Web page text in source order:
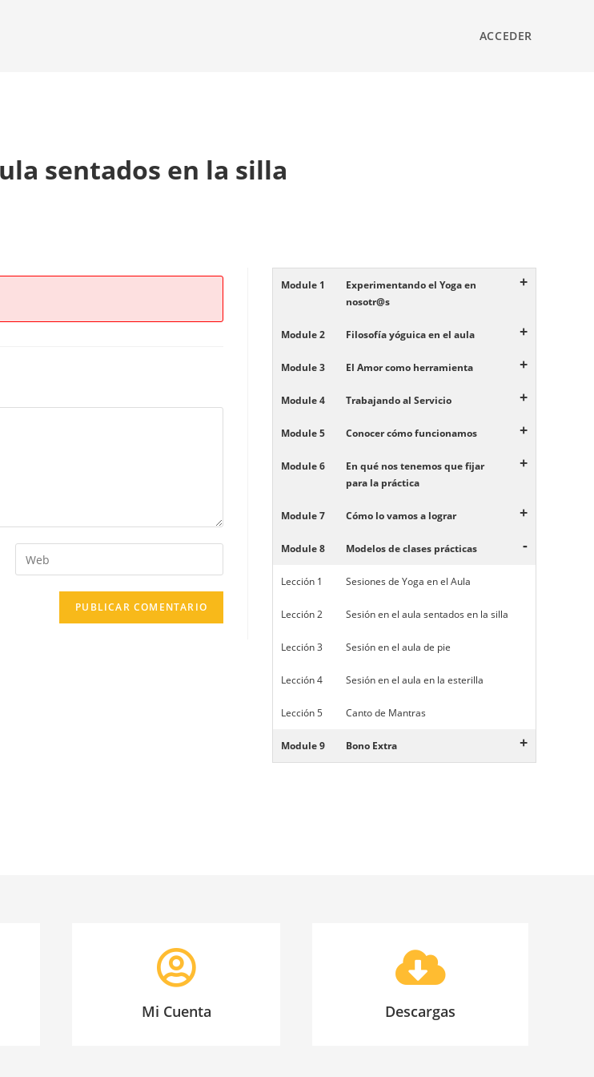
ACCEDER
sentados en la silla
Module 1
Experimentando el Yoga en
nosotr@s
+
Module 2 Filosofía yóguica en el aula +
Module 3 El Amor como herramienta +
Module 4 Trabajando al Servicio +
Module 5 Conocer cómo funcionamos +
Module 6
En qué nos tenemos que fijar
para la práctica
+
Module 7 Cómo lo vamos a lograr +
Module 8 Modelos de clases prácticas -
Lección 1 Sesiones de Yoga en el Aula
Lección 2 Sesión en el aula sentados en la silla
Lección 3 Sesión en el aula de pie
Lección 4 Sesión en el aula en la esterilla
Lección 5 Canto de Mantras
Module 9 Bono Extra +
Mi Cuenta Descargas